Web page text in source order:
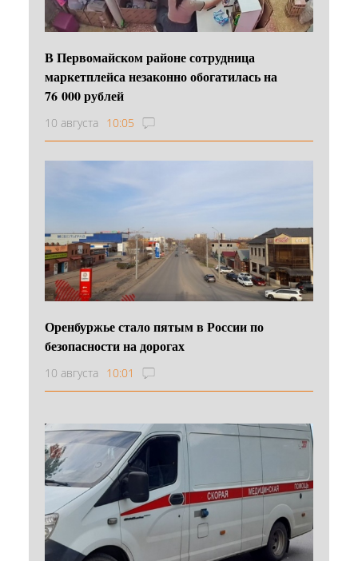
В Первомайском районе сотрудница
маркетплейса незаконно обогатилась на
76 000 рублей
10 августа 10:05
Оренбуржье стало пятым в России по
безопасности на дорогах
10 августа 10:01